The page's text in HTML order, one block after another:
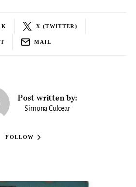
X (TWITTER)
MAIL
Post written by:
Simona Culcear
FOLLOW